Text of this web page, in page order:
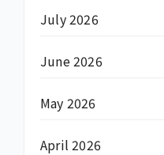
July 2026
June 2026
May 2026
April 2026